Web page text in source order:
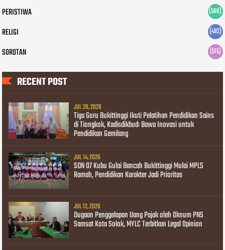
PERISTIWA (508)
RELIGI (492)
SOROTAN (515)
RECENT POST
JUL 26, 2026
Tiga Guru Bukittinggi Ikuti Pelatihan Pendidikan Sains
di Tiongkok, Kadisdikbud: Bawa Inovasi untuk
Pendidikan Gemilang
JUL 14, 2026
SDN 07 Kubu Gulai Bancah Bukittinggi Mulai MPLS
Ramah, Pendidikan Karakter Jadi Prioritas
JUL 12, 2026
Dugaan Penggelapan Uang Pajak oleh Oknum PNS
Samsat Kota Solok, MYLC Terbitkan Legal Opinion